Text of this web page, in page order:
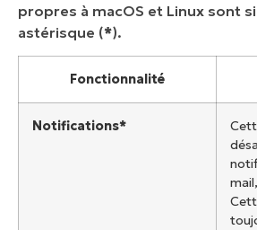
propres à macOS et Linux sont
astérisque (*).
Fonctionnalité
Notifications*